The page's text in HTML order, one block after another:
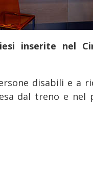
inserite nel
disabili e a
dal treno e nel